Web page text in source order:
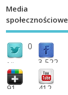
Media
społecznościowe
0
followers 3,522
fans
91 412